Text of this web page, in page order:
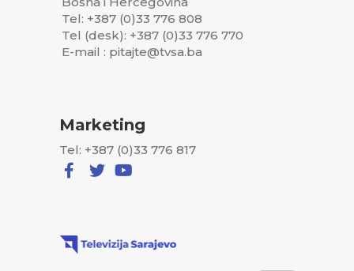
Tel: +387 (0)33 776 808
Tel (desk): +387 (0)33 776 770
E-mail : pitajte@tvsa.ba
Marketing
Tel: +387 (0)33 776 817